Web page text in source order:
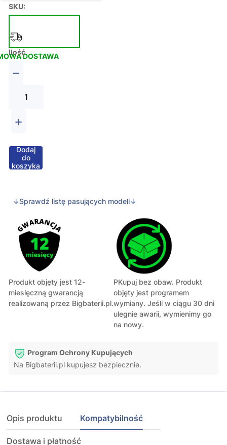
SKU:
DOSTAWA
Ilość
−
+
Dodaj
do
koszyka
↓Sprawdź listę pasujących modeli↓
Produkt objęty jest 12-
miesięczną gwarancją
realizowaną przez Bigbaterii.pl.
PKupuj bez obaw. Produkt
objęty jest programem
wymiany. Jeśli w ciągu 30 dni
ulegnie awarii, wymienimy go
na nowy.
Program Ochrony Kupujących
Na Bigbaterii.pl kupujesz bezpiecznie.
Opis produktu Kompatybilność
Dostawa i płatność